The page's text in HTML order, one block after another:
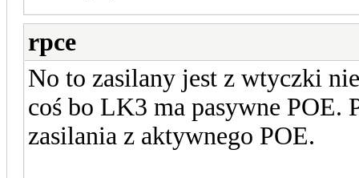
rpce
No to zasilany jest z wtyczki
coś bo LK3 ma pasywne POE.
zasilania z aktywnego POE.